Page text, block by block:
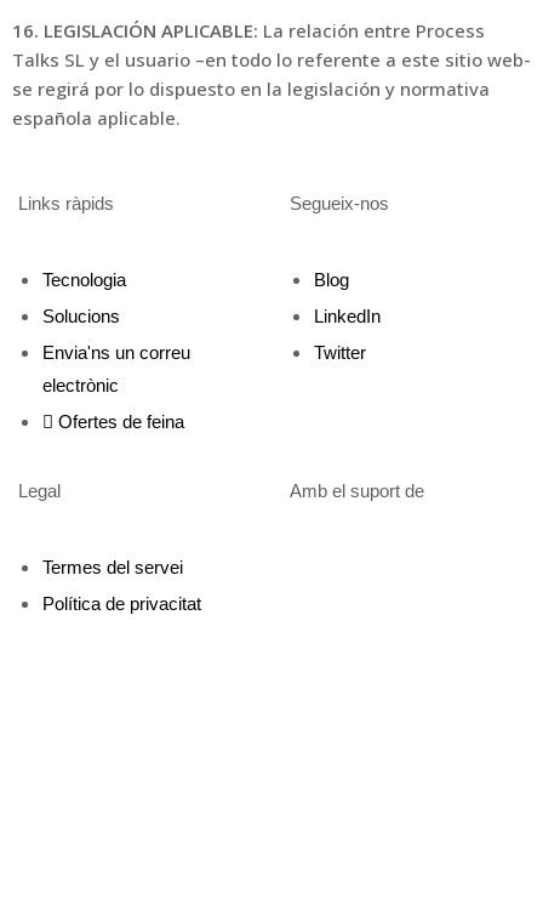
16. LEGISLACIÓN APLICABLE: La relación entre Process
Talks SL y el usuario –en todo lo referente a este sitio web-
se regirá por lo dispuesto en la legislación y normativa
española aplicable.
Links ràpids
Tecnologia
Solucions
Envia'ns un correu
electrònic
Ofertes de feina
Segueix-nos
Blog
LinkedIn
Twitter
Legal
Termes del servei
Política de privacitat
Amb el suport de